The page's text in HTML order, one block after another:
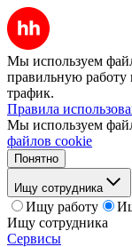
Мы используем
правильную работу
трафик.
Правила
Мы используем
файлов cookie
Понятно
Ищу сотрудника
Ищу работу
Ищу сотрудника
Сервисы